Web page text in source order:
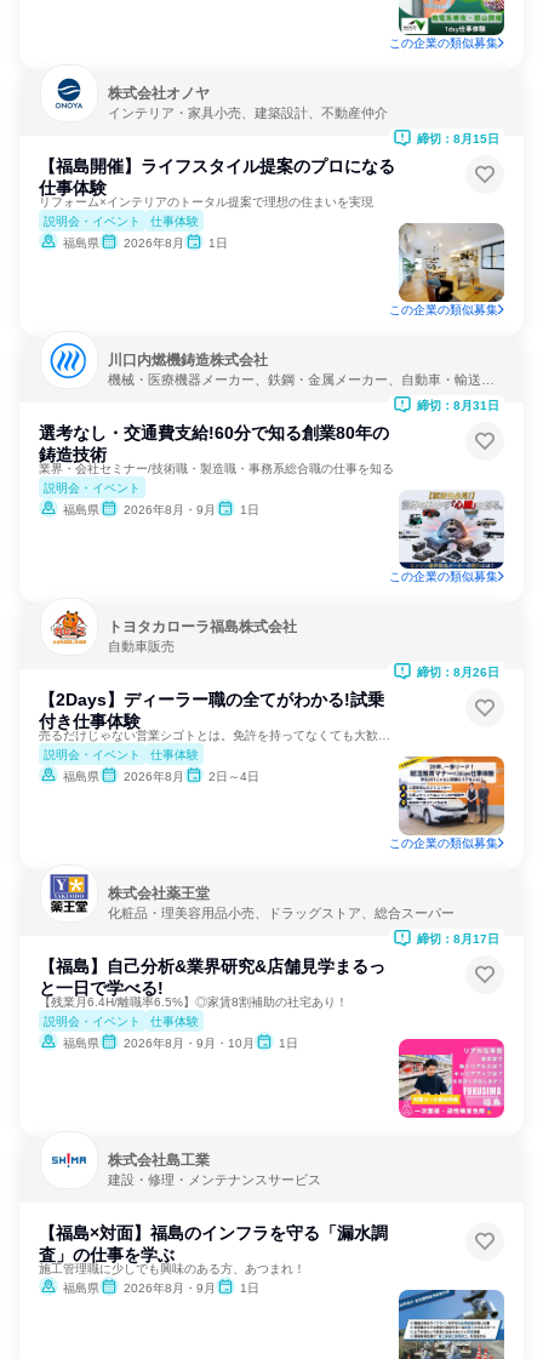
この企業の類似募集
株式会社オノヤ
インテリア・家具小売、建築設計、不動産仲介
【福島開催】ライフスタイル提案のプロになる
仕事体験
リフォーム×インテリアのトータル提案で理想の住まいを実現
説明会・イベント
仕事体験
福島県
2026年8月 1日
締切：8月15日
この企業の類似募集
川口内燃機鋳造株式会社
機械・医療機器メーカー、鉄鋼・金属メーカー、自動車・輸送機
選考なし・交通費支給!60分で知る創業80年の
鋳造技術
業界・会社セミナー/技術職・製造職・事務系総合職の仕事を知る
説明会・イベント
福島県
2026年8月・9月 1日
締切：8月31日
この企業の類似募集
トヨタカローラ福島株式会社
自動車販売
【2Days】ディーラー職の全てがわかる!試乗
付き仕事体験
説明会・イベント
仕事体験
福島県
2026年8月 2日～4日
締切：8月26日
この企業の類似募集
株式会社薬王堂
化粧品・理美容用品小売、ドラッグストア、総合スーパー
【福島】自己分析&業界研究&店舗見学まるっ
と一日で学べる!
【残業月6.4H/離職率6.5%】◎家賃8割補助の社宅あり！
説明会・イベント
仕事体験
福島県
2026年8月・9月・10月 1日
締切：8月17日
株式会社島工業
建設・修理・メンテナンスサービス
【福島×対面】福島のインフラを守る「漏水調
査」の仕事を学ぶ
施工管理職に少しでも興味のある方、あつまれ！
福島県
2026年8月・9月 1日